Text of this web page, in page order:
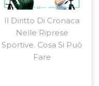
Il Diritto Di Cronaca
Nelle Riprese
Sportive. Cosa Si Può
Fare